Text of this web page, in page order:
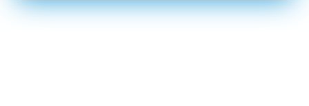
Nórsku alebo na Slovensku, alebo akákoľvek